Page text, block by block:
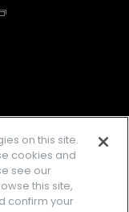
on this site.
cookies and
see our
this site,
confirm your